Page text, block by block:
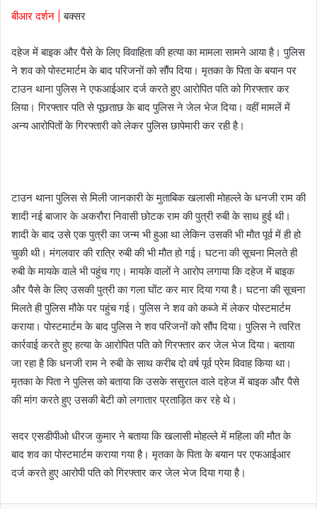
l
बीआर दर्शन | बक्सर
दहेज में बाइक और पैसे के लिए विवाहिता की हत्या का मामला सामने आया है। पुलिस
ने शव को पोस्टमार्टम के बाद परिजनों को सौंप दिया। मृतका के पिता के बयान पर
टाउन थाना पुलिस ने एफआईआर दर्ज करते हुए आरोपित पति को गिरफ्तार कर
लिया। गिरफ्तार पति से पूछताछ के बाद पुलिस ने जेल भेज दिया। वहीं मामलें में
अन्य आरोपितों के गिरफ्तारी को लेकर पुलिस छापेमारी कर रही है।
टाउन थाना पुलिस से मिली जानकारी के मुताबिक खलासी मोहल्ले के धनजी राम की
शादी नई बाजार के अकरौरा निवासी छोटक राम की पुत्री रुबी के साथ हुई थी।
शादी के बाद उसे एक पुत्री का जन्म भी हुआ था लेकिन उसकी भी मौत पूर्व में ही हो
चुकी थी। मंगलवार की रात्रि रुबी की भी मौत हो गई। घटना की सूचना मिलते ही
रुबी के मायके वाले भी पहुंच गए। मायके वालों ने आरोप लगाया कि दहेज में बाइक
और पैसे के लिए उसकी पुत्री का गला घोंट कर मार दिया गया है। घटना की सूचना
मिलते ही पुलिस मौके पर पहुंच गई। पुलिस ने शव को कब्जे में लेकर पोस्टमार्टम
कराया। पोस्टमार्टम के बाद पुलिस ने शव परिजनों को सौंप दिया। पुलिस ने त्वरित
कार्रवाई करते हुए हत्या के आरोपित पति को गिरफ्तार कर जेल भेज दिया। बताया
जा रहा है कि धनजी राम ने रुबी के साथ करीब दो वर्ष पूर्व प्रेम विवाह किया था।
मृतका के पिता ने पुलिस को बताया कि उसके ससुराल वाले दहेज में बाइक और पैसे
की मांग करते हुए उसकी बेटी को लगातार प्रताड़ित कर रहे थे।
सदर एसडीपीओ धीरज कुमार ने बताया कि खलासी मोहल्ले में महिला की मौत के
बाद शव का पोस्टमार्टम कराया गया है। मृतका के पिता के बयान पर एफआईआर
दर्ज करते हुए आरोपी पति को गिरफ्तार कर जेल भेज दिया गया है।